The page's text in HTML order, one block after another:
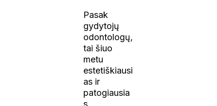
Pasak
gydytojų
odontologų,
tai šiuo
metu
estetiškiausi
as ir
patogiausia
s